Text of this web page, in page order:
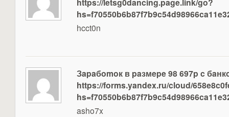
hcct0n
Зapaбomoк в paзмepe 98 697p c
https://forms.yandex.ru/cloud/
asho7x